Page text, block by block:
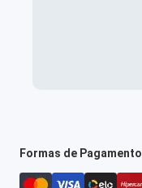
Formas de Pagamento